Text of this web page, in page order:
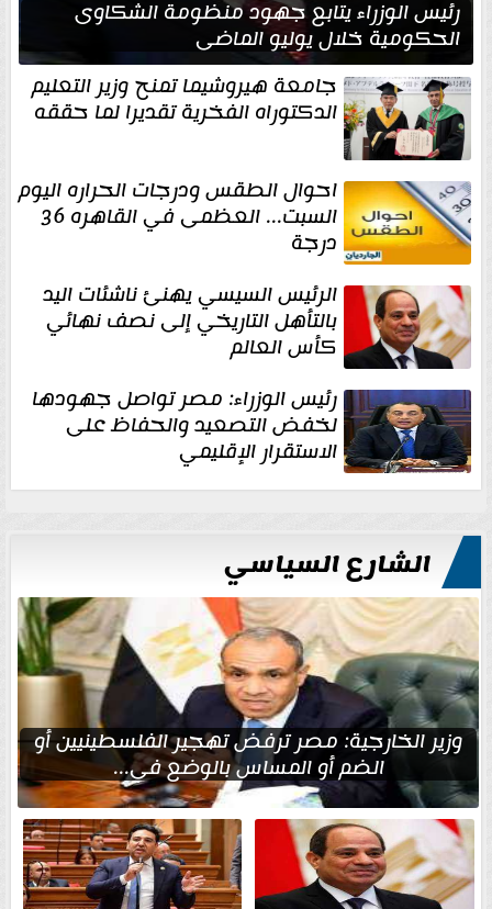
رئيس الوزراء يتابع جهود منظومة الشكاوى
الحكومية خلال يوليو الماضي
جامعة هيروشيما تمنح وزير التعليم
الدكتوراه الفخرية تقديرا لما حققه
احوال الطقس ودرجات الحراره اليوم
السبت... العظمى في القاهره 36
درجة
الرئيس السيسي يهنئ ناشئات اليد
بالتأهل التاريخي إلى نصف نهائي
كأس العالم
رئيس الوزراء: مصر تواصل جهودها
لخفض التصعيد والحفاظ على
الاستقرار الإقليمي
الشارع السياسي
وزير الخارجية: مصر ترفض تهجير الفلسطينيين أو
الضم أو المساس بالوضع في...